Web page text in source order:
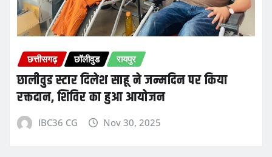
छत्तीसगढ़ छॉलीवुड रायपुर
छालीवुड स्टार दिलेश साहू ने जन्मदिन पर किया
रक्तदान, शिविर का हुआ आयोजन
IBC36 CG Nov 30, 2025